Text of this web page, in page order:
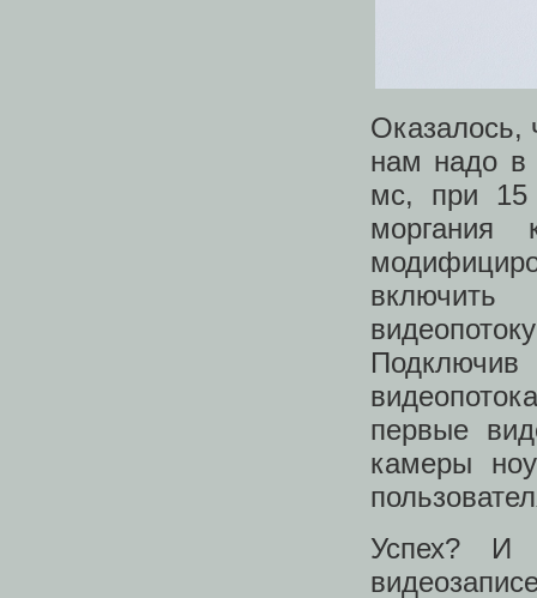
Оказалось,
нам надо в
мс, при 15
включить
первые
камеры
Успех? И